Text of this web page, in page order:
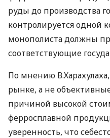
руды до производства
контролируется одной
монополиста должны
соответствующие
По мнению
рынке, а не
причиной высокой
ферросплавной
уверенность, что